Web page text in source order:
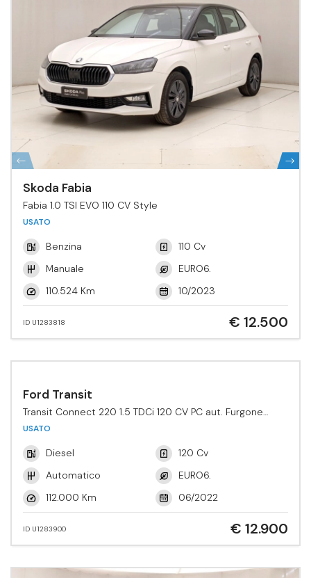
Skoda Fabia
Fabia 1.0 TSI EVO 110 CV Style
USATO
Benzina
110 Cv
Manuale
EURO6.
110.524 Km
10/2023
ID U1283818 € 12.500
Ford Transit
Transit Connect 220 1.5 TDCi 120 CV PC aut. Furgone
Active
USATO
Diesel
120 Cv
Automatico
EURO6.
112.000 Km
06/2022
ID U1283900 € 12.900